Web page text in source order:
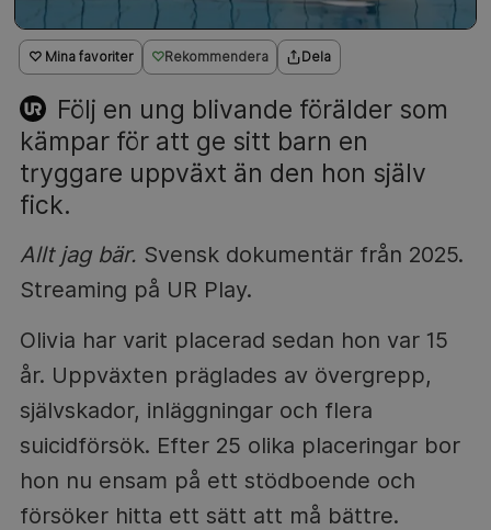
♡ Mina favoriter Rekommendera Dela
Följ en ung blivande förälder som
kämpar för att ge sitt barn en
tryggare uppväxt än den hon själv
fick.
Allt jag bär. Svensk dokumentär från 2025.
Streaming på UR Play.
Olivia har varit placerad sedan hon var 15
år. Uppväxten präglades av övergrepp,
självskador, inläggningar och flera
suicidförsök. Efter 25 olika placeringar bor
hon nu ensam på ett stödboende och
försöker hitta ett sätt att må bättre.